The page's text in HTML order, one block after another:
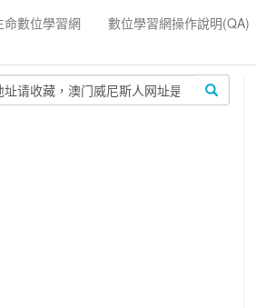
命數位學習網 數位學習網操作說明(QA)